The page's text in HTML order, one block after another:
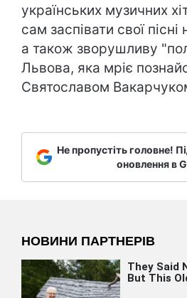
українських музичних
сам заспівати свої пісні
а також зворушливу
Львова, яка мріє
Святославом
Не пропустіть головне!
оновлення в